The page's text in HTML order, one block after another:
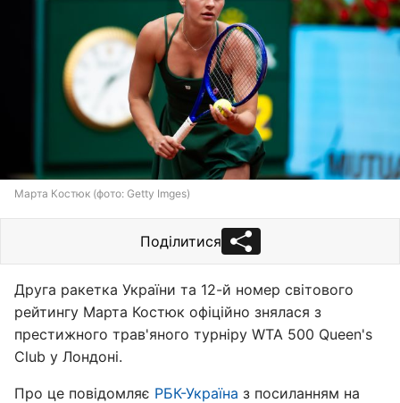
Марта Костюк (фото: Getty Imges)
Поділитися
Друга ракетка України та 12-й номер світового
рейтингу Марта Костюк офіційно знялася з
престижного трав'яного турніру WTA 500 Queen's
Club у Лондоні.
Про це повідомляє РБК-Україна з посиланням на